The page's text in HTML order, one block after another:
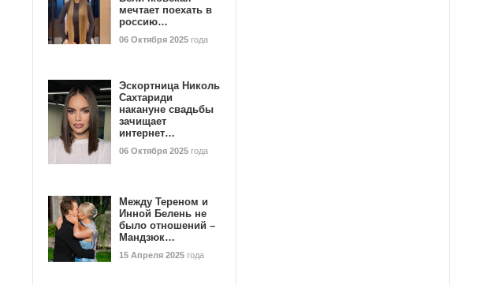
мечтает поехать в
россию…
06 Октября 2025 года
Эскортница Николь
Сахтариди
накануне свадьбы
зачищает
интернет…
06 Октября 2025 года
Между Тереном и
Инной Белень не
было отношений –
Мандзюк…
15 Апреля 2025 года